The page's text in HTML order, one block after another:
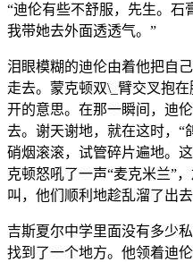
“迪伦有些不舒服，先生。石
我带她去外面透透气。”
泪眼模糊的迪伦由着他把自
走去。蒙克顿双\_臂交叉抱
开的意思。在那一瞬间，迪
去。谢天谢地，就在这时，“
硝烟滚滚，试管碎片遍地。
克顿怒吼了一声“麦克米兰”
叫，他们顺利地趁乱溜了出去
吉斯夏尔中学里面没有多少
找到了一个地方。他领着迪